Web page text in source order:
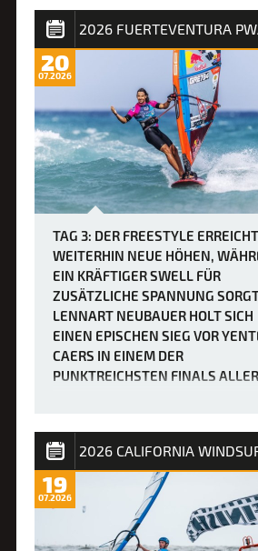
von über 40 Knoten am Nachmittag
die Rennen dadurch nicht unbedingt
Windsurfer erneut durch heftige Böen
den „Dea…
20
07.2026
TAG 3: DER FREESTYLE ERREICHT
WEITERHIN NEUE HÖHEN,
EIN KRÄFTIGER SWELL FÜR
ZUSÄTZLICHE SPANNUNG
LENNART NEUBAUER HOLT SICH
EINEN EPISCHEN SIEG VOR
CAERS IN EINEM DER
PUNKTREICHSTEN FINALS ALLER
Bereits gestern war das Niveau im
unglaublich hoch, doch heute legten
weltbesten Freestyler beim PWA
Slam 2026 auf Fuerteventura die
noch einmal höher, als über Nacht ein
größerer Swell nach Sotavento rollte
einige der besten Freestyl…
19
07.2026